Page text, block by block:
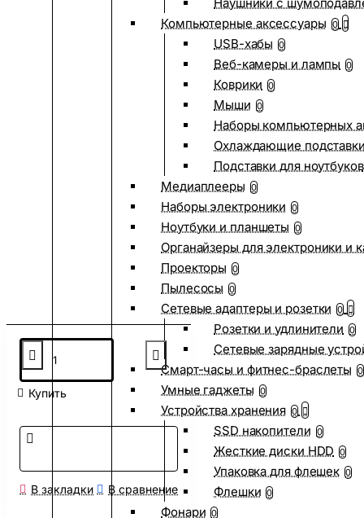
Компьютерные аксессуары 0
USB-хабы 0
Веб-камеры и лампы 0
Коврики 0
Мыши 0
Наборы компьютерных
Охлаждающие
Подставки для ноутбуков
Медиаплееры 0
Наборы электроники 0
Ноутбуки и планшеты 0
Органайзеры для электроники и
Проекторы 0
Пылесосы 0
Сетевые адаптеры и розетки 0
Розетки и удлинители 0
Сетевые зарядные
Смарт-часы и фитнес-браслеты 0
Умные гаджеты 0
Устройства хранения 0
SSD накопители 0
Жесткие диски HDD 0
Упаковка для флешек 0
Флешки 0
Фонари 0
Купить
В закладки В сравнение